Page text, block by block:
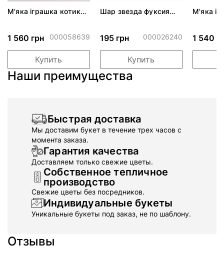
М'яка іграшка котик
1 560 грн 000058639
Купить
Шар звезда фуксия
195 грн 000026240
Купить
М'яка
1 540
Наши преимущества
Быстрая доставка
Мы доставим букет в течение трех часов с
момента заказа.
Гарантия качества
Доставляем только свежие цветы.
Собственное тепличное
производство
Свежие цветы без посредников.
Индивидуальные букеты
Уникальные букеты под заказ, не по шаблону.
Отзывы